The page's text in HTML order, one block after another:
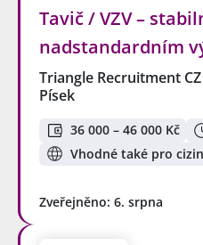
Tavič / VZV –
nadstandardním
Triangle Recruitment
Písek
36 000 – 46 000 Kč
Vhodné také pro
Zveřejněno: 6. srpna